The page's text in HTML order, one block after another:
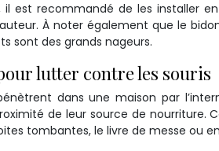
il est recommandé de les installer
À noter également que le
sont des grands nageurs.
lutter contre les souris
dans une maison par
de leur source de nourriture.
tombantes, le livre de messe ou